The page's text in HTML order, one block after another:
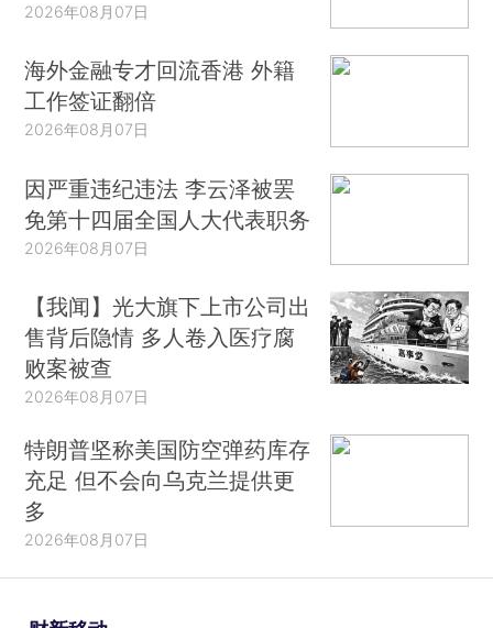
2026年08月07日
海外金融专才回流香港 外籍
工作签证翻倍
2026年08月07日
因严重违纪违法 李云泽被罢
免第十四届全国人大代表职务
2026年08月07日
【我闻】光大旗下上市公司出
售背后隐情 多人卷入医疗腐
败案被查
2026年08月07日
特朗普坚称美国防空弹药库存
充足 但不会向乌克兰提供更
多
2026年08月07日